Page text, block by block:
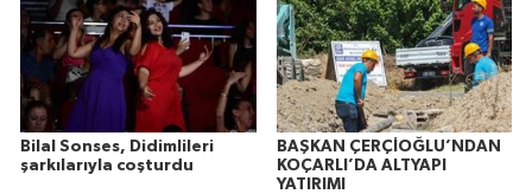
Bilal Sonses, Didimlileri
şarkılarıyla coşturdu
BAŞKAN ÇERÇİOĞLU’NDAN
KOÇARLI’DA ALTYAPI
YATIRIMI